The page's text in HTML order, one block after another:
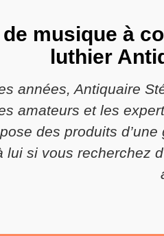
musique à
luthier
années, Antiquaire
amateurs et les
des produits
si vous recherchez